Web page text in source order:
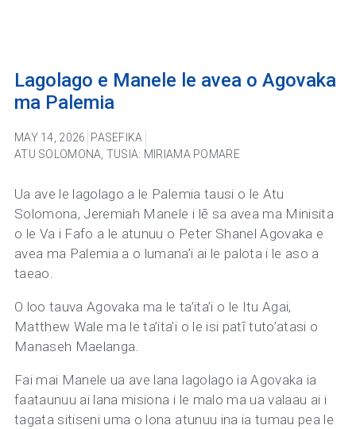
Lagolago e Manele le avea o Agovaka
ma Palemia
MAY 14, 2026 PASEFIKA
ATU SOLOMONA, TUSIA: MIRIAMA POMARE
Ua ave le lagolago a le Palemia tausi o le Atu
Solomona, Jeremiah Manele i lē sa avea ma Minisita
o le Va i Fafo a le atunuu o Peter Shanel Agovaka e
avea ma Palemia a o lumana’i ai le palota i le aso a
taeao.
O loo tauva Agovaka ma le ta’ita’i o le Itu Agai,
Matthew Wale ma le ta’ita’i o le isi patī tuto’atasi o
Manaseh Maelanga.
Fai mai Manele ua ave lana lagolago ia Agovaka ia
faataunuu ai lana misiona i le malo ma ua valaau ai i
tagata sitiseni uma o lona atunuu ina ia tumau pea le